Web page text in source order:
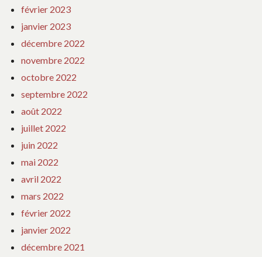
février 2023
janvier 2023
décembre 2022
novembre 2022
octobre 2022
septembre 2022
août 2022
juillet 2022
juin 2022
mai 2022
avril 2022
mars 2022
février 2022
janvier 2022
décembre 2021